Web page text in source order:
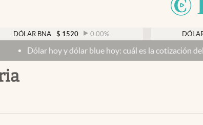
BNA $ 1520 0.00% DÓLAR BLUE $
hoy y dólar blue hoy: cuál es la cotización del domingo 9